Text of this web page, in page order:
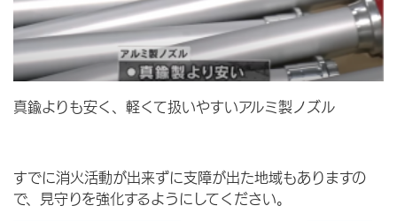
真鍮よりも安く、軽くて扱いやすいアルミ製ノズル
すでに消火活動が出来ずに支障が出た地域もありますの
で、見守りを強化するようにしてください。